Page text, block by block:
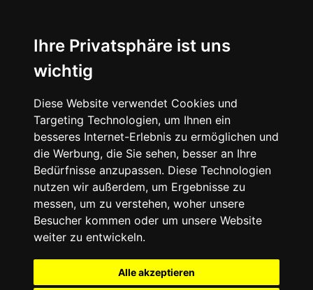
Ihre Privatsphäre ist uns
wichtig
Diese Website verwendet Cookies und
Targeting Technologien, um Ihnen ein
besseres Internet-Erlebnis zu ermöglichen und
die Werbung, die Sie sehen, besser an Ihre
Bedürfnisse anzupassen. Diese Technologien
nutzen wir außerdem, um Ergebnisse zu
messen, um zu verstehen, woher unsere
Besucher kommen oder um unsere Website
weiter zu entwickeln.
Alle akzeptieren